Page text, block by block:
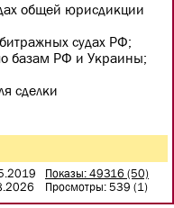
общей юрисдикции
судах РФ;
базам РФ и Украины;
сделки
Показы: 49316 (50)
Просмотры: 539 (1)